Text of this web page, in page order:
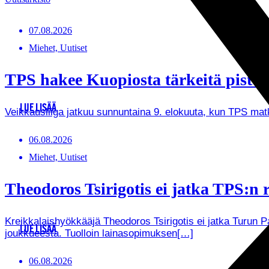
07.08.2026
Miehet, Uutiset
TPS hakee Kuopiosta tärkeitä
Veikkausliiga jatkuu sunnuntaina 9. elokuuta, kun TPS
LUE LISÄÄ
06.08.2026
Miehet, Uutiset
Theodoros Tsirigotis ei jatka TPS:n
Kreikkalaishyökkääjä Theodoros Tsirigotis ei jatka Turun
joukkueesta. Tuolloin lainasopimuksen[…]
LUE LISÄÄ
06.08.2026